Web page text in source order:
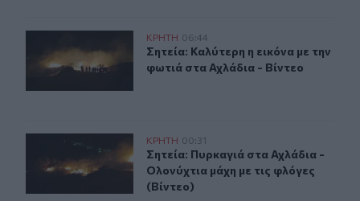
Σητεία: Καλύτερη η εικόνα με την φωτιά στα Αχλάδια -
ΚΡΗΤΗ 06:44
Σητεία: Καλύτερη η εικόνα με την
Σητεία: Καλύτερη η εικόνα με την
φωτιά στα Αχλάδια - Βίντεο
Σητεία: Πυρκαγιά στα Αχλάδια - Ολονύχτια μάχη με τις
ΚΡΗΤΗ 00:31
Σητεία: Πυρκαγιά στα Αχλάδια -
Σητεία: Πυρκαγιά στα Αχλάδια -
Ολονύχτια μάχη με τις φλόγες
(Βίντεο)